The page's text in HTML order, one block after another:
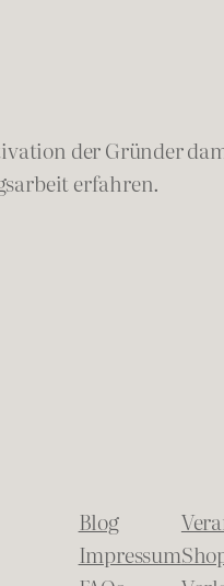
der Gründer
erfahren.
Blog
Impressum